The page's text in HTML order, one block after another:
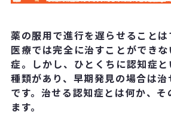
薬の服用で進行を遅らせること
医療では完全に治すことができ
症。しかし、ひとくちに認知症
種類があり、早期発見の場合は
です。治せる認知症とは何か、
ます。